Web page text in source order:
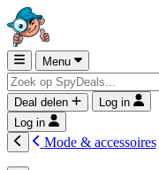
Menu
Deal delen
Log in
Log in
Mode & accessoires